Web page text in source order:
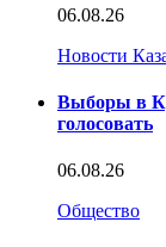
06.08.26
Новости
Выборы в
голосовать
06.08.26
Общество